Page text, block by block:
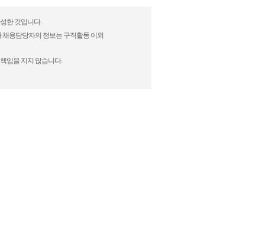
한 것입니다.
용담당자의 정보는 구직활동 이외
임을 지지 않습니다.